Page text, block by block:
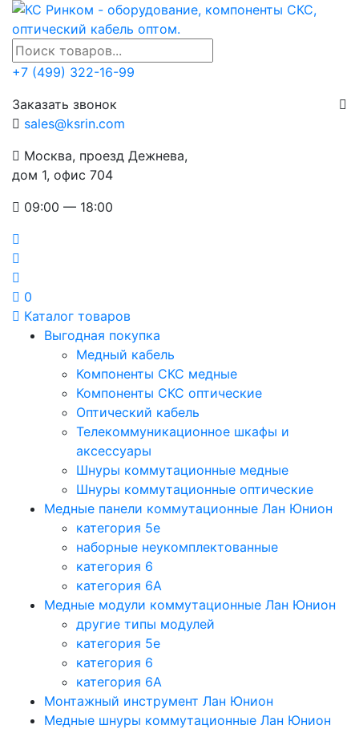
+7 (499) 322-16-99
Заказать звонок
sales@ksrin.com
Москва, проезд Дежнева,
дом 1, офис 704
09:00 — 18:00
0
Каталог товаров
Выгодная покупка
Медный кабель
Компоненты СКС медные
Компоненты СКС оптические
Оптический кабель
Телекоммуникационное шкафы и
аксессуары
Шнуры коммутационные медные
Шнуры коммутационные оптические
Медные панели коммутационные Лан Юнион
категория 5e
наборные неукомплектованные
категория 6
категория 6A
Медные модули коммутационные Лан Юнион
другие типы модулей
категория 5е
категория 6
категория 6A
Монтажный инструмент Лан Юнион
Медные шнуры коммутационные Лан Юнион